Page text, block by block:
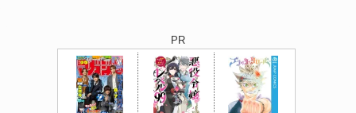
ッシュ値に...
PR